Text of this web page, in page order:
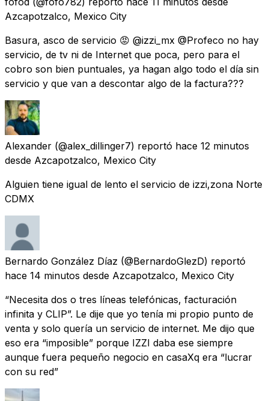
Azcapotzalco, Mexico City
Basura, asco de servicio 😡 @izzi_mx @Profeco no hay
servicio, de tv ni de Internet que poca, pero para el
cobro son bien puntuales, ya hagan algo todo el día sin
servicio y que van a descontar algo de la factura???
Alexander (@alex_dillinger7) reportó hace 12 minutos
desde Azcapotzalco, Mexico City
Alguien tiene igual de lento el servicio de izzi,zona Norte
CDMX
Bernardo González Díaz (@BernardoGlezD) reportó
hace 14 minutos desde Azcapotzalco, Mexico City
“Necesita dos o tres líneas telefónicas, facturación
infinita y CLIP”. Le dije que yo tenía mi propio punto de
venta y solo quería un servicio de internet. Me dijo que
eso era “imposible” porque IZZI daba ese siempre
aunque fuera pequeño negocio en casaXq era “lucrar
con su red”